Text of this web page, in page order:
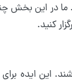
در این بخش
کنید.
این